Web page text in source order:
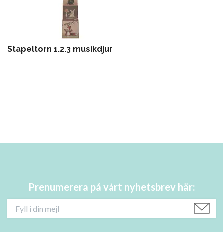
Stapeltorn 1.2.3 musikdjur
Prenumerera på vårt nyhetsbrev här: